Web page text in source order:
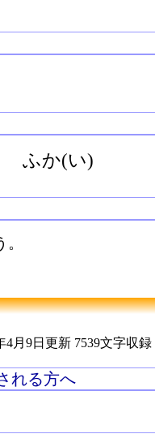
ふか(い)
4月9日更新 7539文字収録
れる方へ